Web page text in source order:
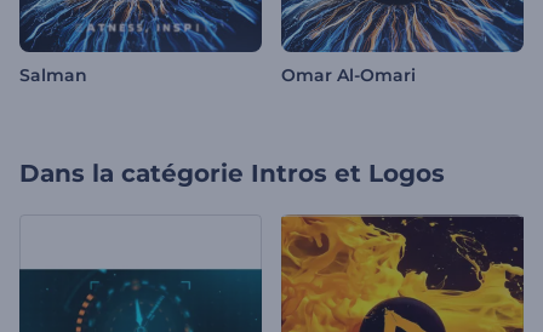
Salman Omar Al-Omari
Dans la catégorie Intros et Logos